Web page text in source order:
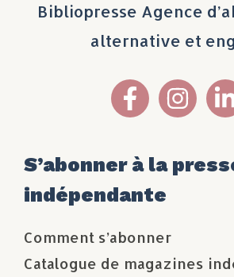
Bibliopresse Agence
alternative et
S’abonner à la
indépendante
Comment s’abonner
Catalogue de magazines